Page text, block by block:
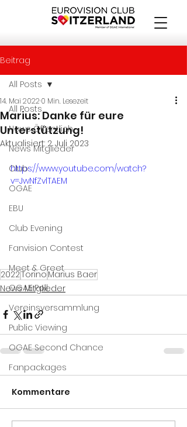
Beitrag
All Posts
News Öffentlich
News Mitglieder
Club
OGAE
EBU
Club Evening
Fanvision Contest
Meet & Greet
OGAE Poll
Vereinsversammlung
Public Viewing
OGAE Second Chance
Fanpackages
All Posts
Marius: Danke für eure
Unterstützung!
14. Mai 2022 0 Min. Lesezeit
Aktualisiert: 2. Juli 2023
https://www.youtube.com/watch?
v=JwNfZvlTAEM
2022Torino Marius Baer
News Mitglieder
Kommentare